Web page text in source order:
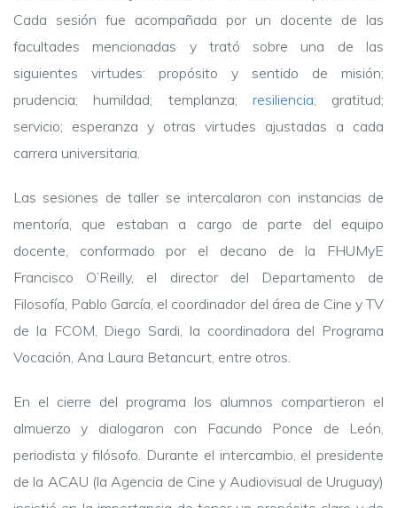
Cada sesión fue acompañada por un docente de las
facultades mencionadas y trató sobre una de las
siguientes virtudes: propósito y sentido de misión;
prudencia; humildad; templanza; resiliencia; gratitud;
servicio; esperanza y otras virtudes ajustadas a cada
carrera universitaria.
Las sesiones de taller se intercalaron con instancias de
mentoría, que estaban a cargo de parte del equipo
docente, conformado por el decano de la FHUMyE
Francisco O’Reilly, el director del Departamento de
Filosofía, Pablo García, el coordinador del área de Cine y TV
de la FCOM, Diego Sardi, la coordinadora del Programa
Vocación, Ana Laura Betancurt, entre otros.
En el cierre del programa los alumnos compartieron el
almuerzo y dialogaron con Facundo Ponce de León,
periodista y filósofo. Durante el intercambio, el presidente
de la ACAU (la Agencia de Cine y Audiovisual de Uruguay)